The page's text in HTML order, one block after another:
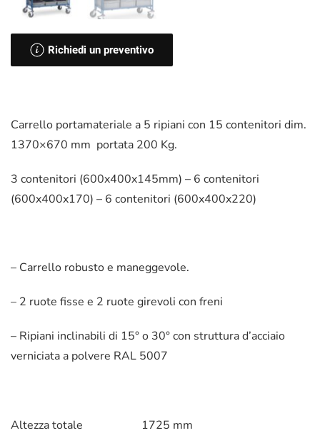
Richiedi un preventivo
Carrello portamateriale a 5 ripiani con 15 contenitori dim.
1370×670 mm portata 200 Kg.
3 contenitori (600x400x145mm) – 6 contenitori
(600x400x170) – 6 contenitori (600x400x220)
– Carrello robusto e maneggevole.
– 2 ruote fisse e 2 ruote girevoli con freni
– Ripiani inclinabili di 15° o 30° con struttura d’acciaio
verniciata a polvere RAL 5007
Altezza totale
1725 mm